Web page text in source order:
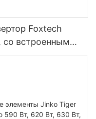
Foxtech
со встроенным